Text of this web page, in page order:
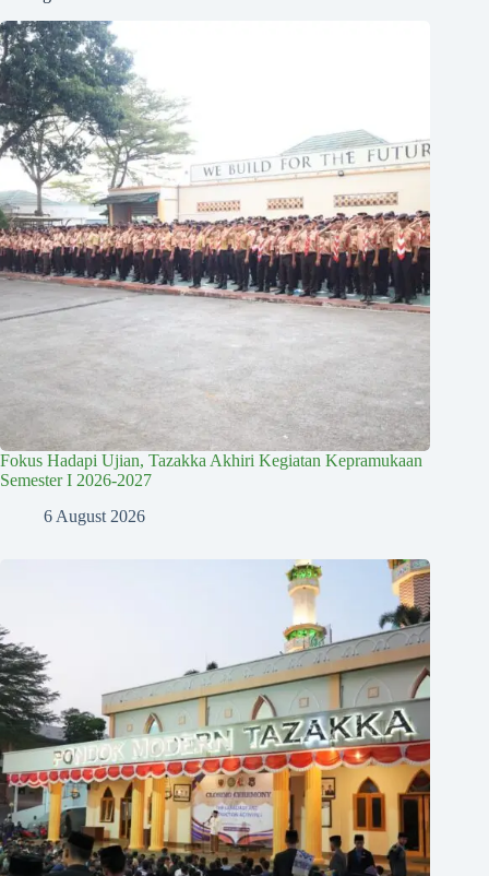
Fokus Hadapi Ujian, Tazakka Akhiri Kegiatan Kepramukaan
Semester I 2026-2027
6 August 2026